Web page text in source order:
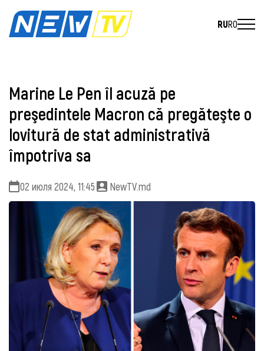
RURO
Marine Le Pen îl acuză pe
preşedintele Macron că pregăteşte o
lovitură de stat administrativă
împotriva sa
02 июля 2024, 11:45 NewTV.md